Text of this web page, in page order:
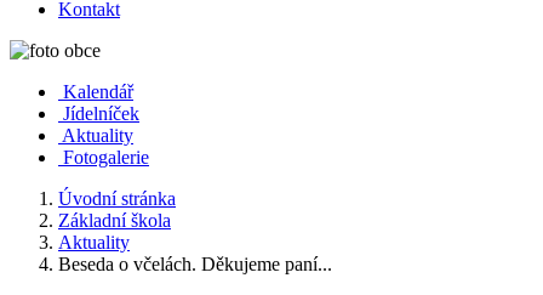
Kontakt
Kalendář
Jídelníček
Aktuality
Fotogalerie
Úvodní stránka
Základní škola
Aktuality
Beseda o včelách. Děkujeme paní...